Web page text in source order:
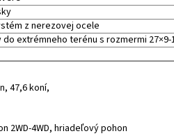
z nerezovej ocele
extrémneho terénu s rozmermi 27×9-
47,6 koní,
2WD-4WD, hriadeľový pohon